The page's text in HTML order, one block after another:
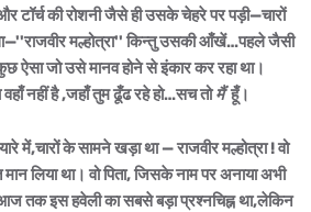
टॉर्च की रोशनी जैसे ही उसके चेहरे पर पड़ी—चारों
मल्होत्रा'' किन्तु उसकी आँखें…पहले जैसी
जो उसे मानव होने से इंकार कर रहा था।
नहीं है ,जहाँ तुम ढूँढ रहे हो…सच तोमैंहूँ।
में,चारों के सामने खड़ा था — राजवीर मल्होत्रा ! वो
लिया था। वो पिता, जिसके नाम पर अनाया अभी
तक इस हवेली का सबसे बड़ा प्रश्नचिह्न था,लेकिन